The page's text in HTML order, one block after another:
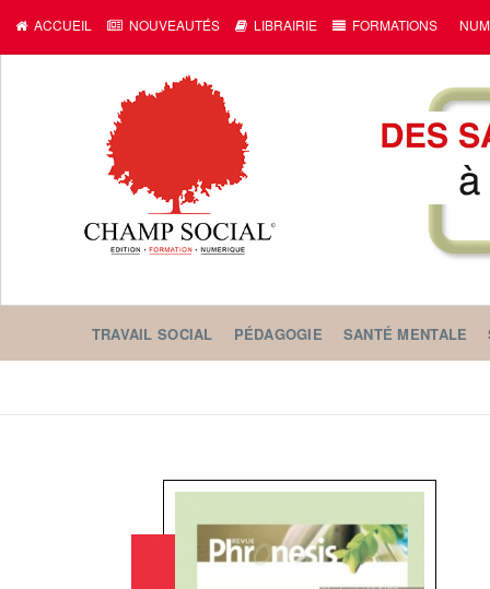
ACCUEIL NOUVEAUTÉS LIBRAIRIE FORMATIONS
TRAVAIL SOCIAL PÉDAGOGIE SANTÉ MENTALE